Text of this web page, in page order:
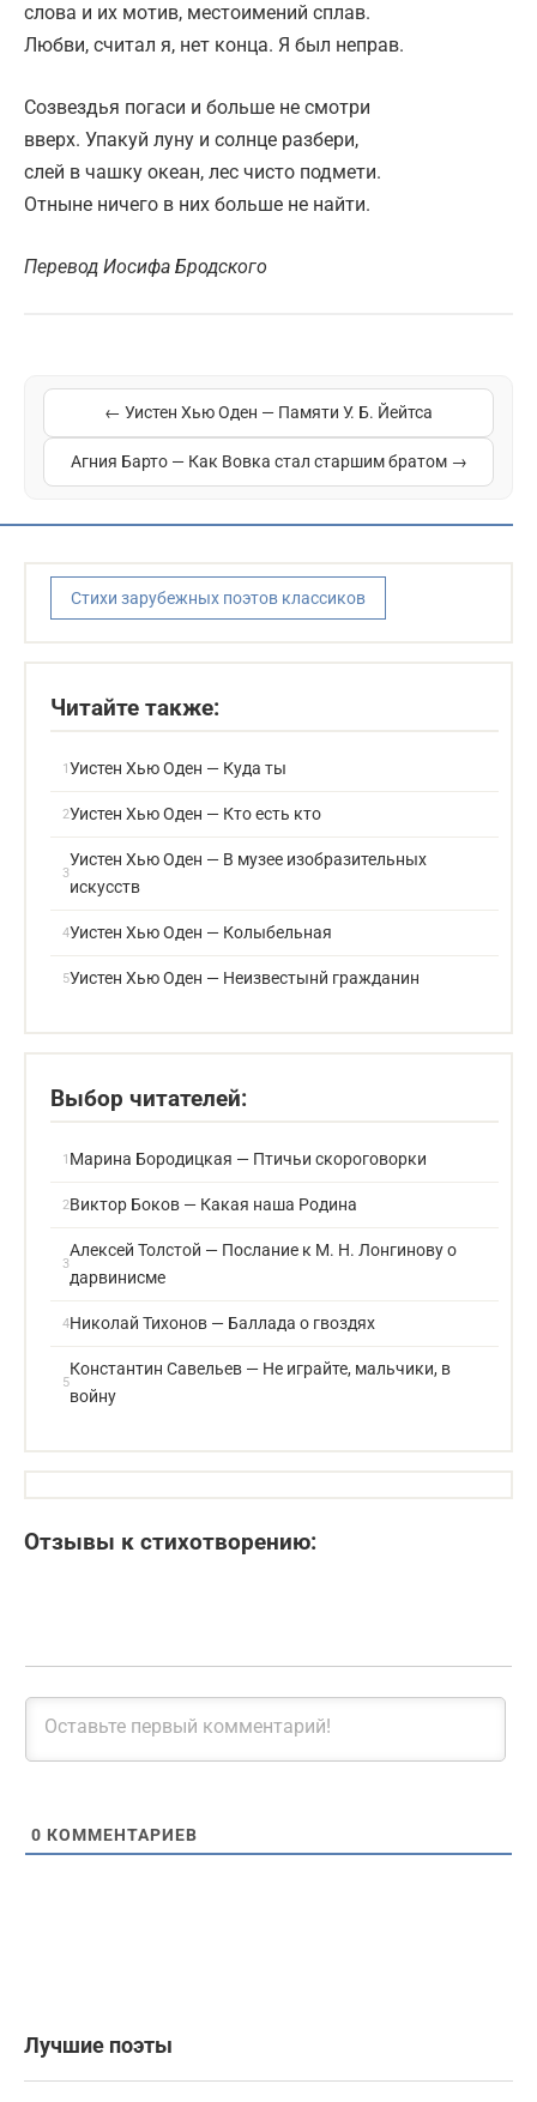
слова и их мотив, местоимений сплав.
Любви, считал я, нет конца. Я был неправ.
Созвездья погаси и больше не смотри
вверх. Упакуй луну и солнце разбери,
слей в чашку океан, лес чисто подмети.
Отныне ничего в них больше не найти.
Перевод Иосифа Бродского
← Уистен Хью Оден — Памяти У. Б. Йейтса
Агния Барто — Как Вовка стал старшим братом →
Стихи зарубежных поэтов классиков
Читайте также:
Уистен Хью Оден — Куда ты
Уистен Хью Оден — Кто есть кто
Уистен Хью Оден — В музее изобразительных
искусств
Уистен Хью Оден — Колыбельная
Уистен Хью Оден — Неизвестынй гражданин
Выбор читателей:
Марина Бородицкая — Птичьи скороговорки
Виктор Боков — Какая наша Родина
Алексей Толстой — Послание к М. Н. Лонгинову о
дарвинисме
Николай Тихонов — Баллада о гвоздях
Константин Савельев — Не играйте, мальчики, в
войну
Отзывы к стихотворению:
0 КОММЕНТАРИЕВ
Лучшие поэты